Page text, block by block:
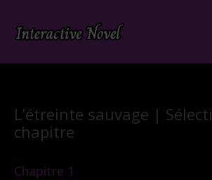
L’étreinte sauvage |
chapitre
Chapitre 1